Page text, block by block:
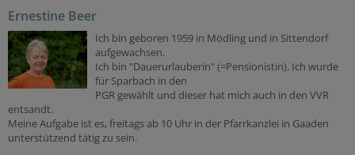
Ernestine Beer
Ich bin geboren 1959 in Mödling und in Sittendorf
aufgewachsen.
Ich bin "Dauerurlauberin" (=Pensionistin). Ich wurde
für Sparbach in den
PGR gewählt und dieser hat mich auch in den VVR
entsandt.
Meine Aufgabe ist es, freitags ab 10 Uhr in der Pfarrkanzlei in Gaaden
unterstützend tätig zu sein.